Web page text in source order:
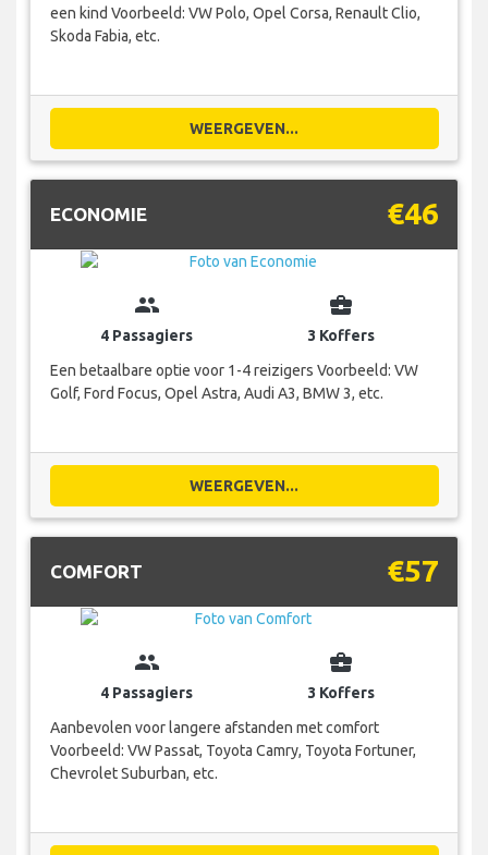
een kind Voorbeeld: VW Polo, Opel Corsa, Renault Clio,
Skoda Fabia, etc.
WEERGEVEN...
ECONOMIE €46
group
4 Passagiers
business_center
3 Koffers
Een betaalbare optie voor 1-4 reizigers Voorbeeld: VW
Golf, Ford Focus, Opel Astra, Audi A3, BMW 3, etc.
WEERGEVEN...
COMFORT €57
group
4 Passagiers
business_center
3 Koffers
Aanbevolen voor langere afstanden met comfort
Voorbeeld: VW Passat, Toyota Camry, Toyota Fortuner,
Chevrolet Suburban, etc.